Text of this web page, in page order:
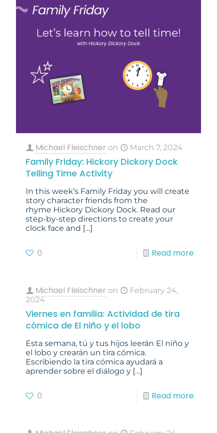
Michael Fleischner on March 7, 2024
Family Friday: Hickory Dickory Dock
Telling Time Activity
In this week’s Family Friday you will create
story character friends from the
rhyme Hickory Dickory Dock. Read our
step-by-step directions to create your
clock face and […]
0 Read more
Michael Fleischner on
February 24,
2024
Viernes en familia: Actividad de tira
cómica de El niño y el lobo
Esta semana, tú y tus hijos leerán El niño y
el lobo y crearán un tira cómica.
Escribiendo la tira cómica ayudará a
aprender sobre el diálogo y […]
0 Read more